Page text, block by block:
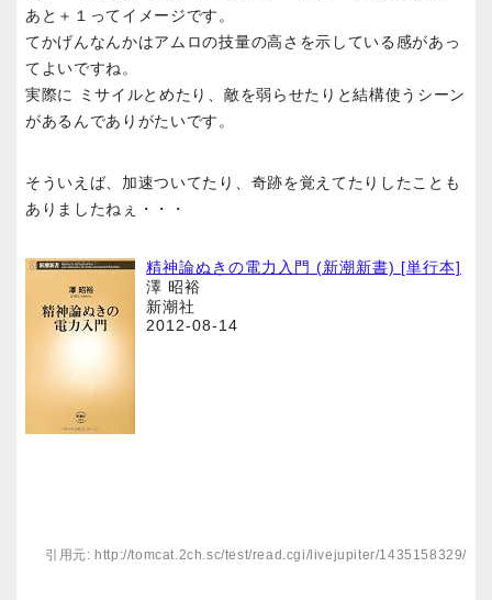
あと＋１ってイメージです。
てかげんなんかはアムロの技量の高さを示している感があっ
てよいですね。
実際に ミサイルとめたり、敵を弱らせたりと結構使うシーン
があるんでありがたいです。
そういえば、加速ついてたり、奇跡を覚えてたりしたことも
ありましたねぇ・・・
精神論ぬきの電力入門 (新潮新書) [単行本]
澤 昭裕
新潮社
2012-08-14
引用元: http://tomcat.2ch.sc/test/read.cgi/livejupiter/1435158329/